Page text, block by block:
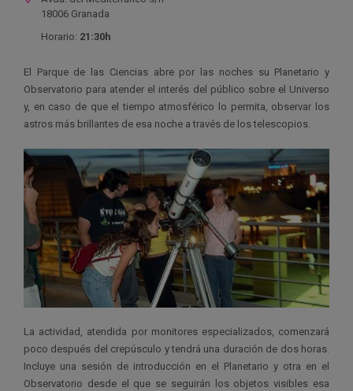
18006 Granada
Horario: 21:30h
El Parque de las Ciencias abre por las noches su Planetario y
Observatorio para atender el interés del público sobre el Universo
y, en caso de que el tiempo atmosférico lo permita, observar los
astros más brillantes de esa noche a través de los telescopios.
La actividad, atendida por monitores especializados, comenzará
poco después del crepúsculo y tendrá una duración de dos horas.
Incluye una sesión de introducción en el Planetario y otra en el
Observatorio desde el que se seguirán los objetos visibles esa